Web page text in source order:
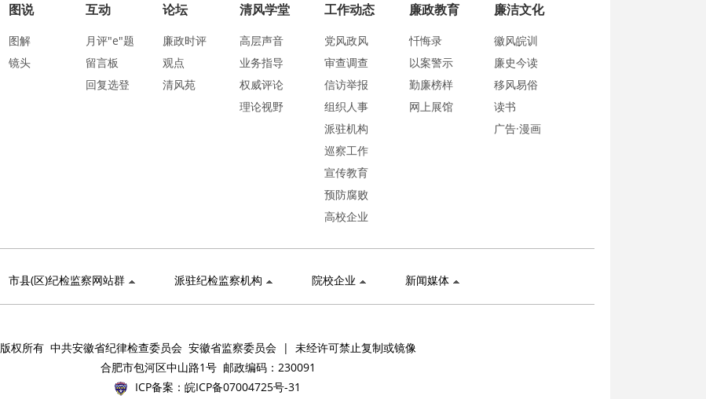
图说
图解
镜头
互动
月评"e"题
留言板
回复选登
论坛
廉政时评
观点
清风苑
清风学堂
高层声音
业务指导
权威评论
理论视野
工作动态
党风政风
审查调查
信访举报
组织人事
派驻机构
巡察工作
宣传教育
预防腐败
高校企业
廉政教育
忏悔录
以案警示
勤廉榜样
网上展馆
廉洁文化
徽风皖训
廉史今读
移风易俗
读书
广告·漫画
市县(区)纪检监察网站群 派驻纪检监察机构 院校企业 新闻媒体
版权所有 中共安徽省纪律检查委员会 安徽省监察委员会 | 未经许可禁止复制或镜像
合肥市包河区中山路1号 邮政编码：230091
ICP备案： 皖ICP备07004725号-31